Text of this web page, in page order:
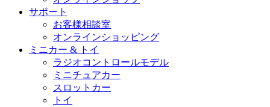
サポート
お客様相談室
オンラインショッピング
ミニカー & トイ
ラジオコントロールモデル
ミニチュアカー
スロットカー
トイ